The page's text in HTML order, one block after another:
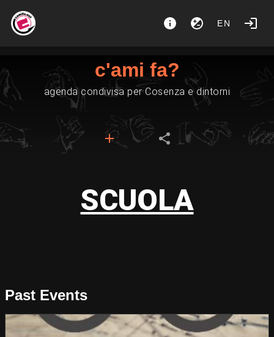
EN
c'ami fa?
agenda condivisa per Cosenza e dintorni
SCUOLA
Past Events